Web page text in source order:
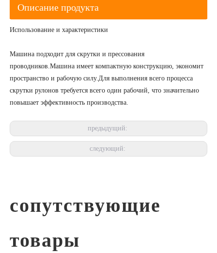
Описание продукта
Использование и характеристики
Машина подходит для скрутки и прессования
проводников.Машина имеет компактную конструкцию, экономит
пространство и рабочую силу.Для выполнения всего процесса
скрутки рулонов требуется всего один рабочий, что значительно
повышает эффективность производства.
предыдущий:
следующий:
сопутствующие
товары